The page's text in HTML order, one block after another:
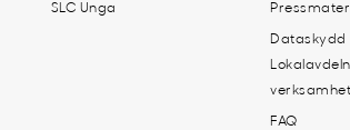
SLC Unga
Dataskydd
verksamhet
FAQ